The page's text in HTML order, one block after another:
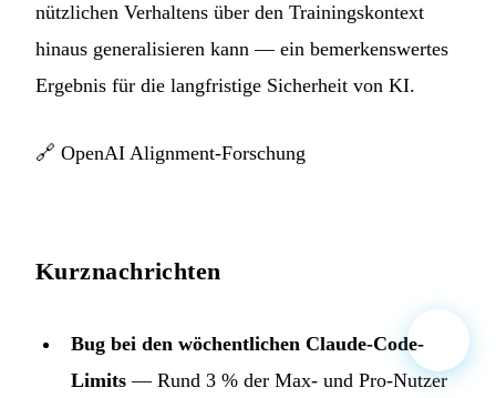
nützlichen Verhaltens über den Trainingskontext
hinaus generalisieren kann — ein bemerkenswertes
Ergebnis für die langfristige Sicherheit von KI.
🔗 OpenAI Alignment-Forschung
Kurznachrichten
Bug bei den wöchentlichen Claude-Code-
Limits — Rund 3 % der Max- und Pro-Nutzer